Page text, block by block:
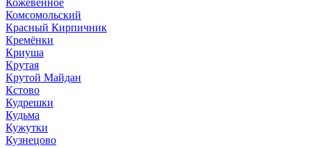
Комсомольский
Красный Кирпичник
Кремёнки
Криуша
Крутая
Крутой Майдан
Кстово
Кудрешки
Кудьма
Кужутки
Кузнецово